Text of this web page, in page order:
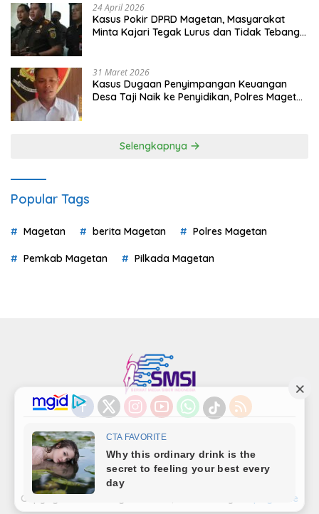
24 April 2026
Kasus Pokir DPRD Magetan, Masyarakat
Minta Kajari Tegak Lurus dan Tidak Tebang
31 Maret 2026
Kasus Dugaan Penyimpangan Keuangan
Desa Taji Naik ke Penyidikan, Polres Magetan
Selengkapnya
Popular Tags
Magetan berita Magetan Polres Magetan
Pemkab Magetan Pilkada Magetan
Indeks Kode Etik Privacy Policy
Redaksi
Disclaimer
Pedoman Media Siber
Kode Perilaku Perusahaan Pers
Copyright©LensaMagetan.com | Powered By
seopage.one